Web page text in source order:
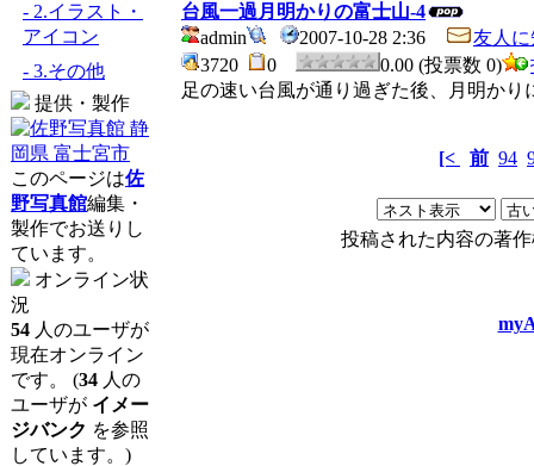
- 2.イラスト・
アイコン
- 3.その他
提供・製作
このページは佐
野写真館編集・
製作でお送りし
ています。
オンライン状
況
54 人のユーザが
現在オンライン
です。 (34 人の
ユーザが イメー
ジバンク を参照
しています。)
台風一過月明かりの富士山-4
admin
2007-10-28 2:36
友人
3720
0 0.00 (投票数 0)
足の速い台風が通り過ぎた後、月明か
[< 前 94
投稿された内容の著